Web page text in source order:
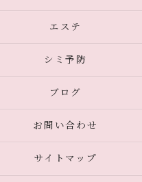
エステ
シミ予防
ブログ
お問い合わせ
サイトマップ